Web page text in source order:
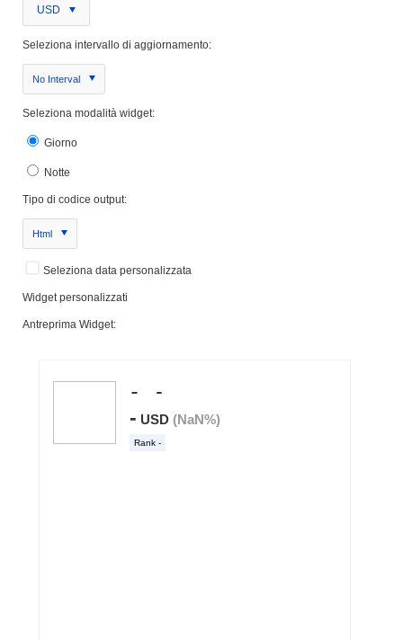
USD
Seleziona intervallo di aggiornamento:
No Interval
Seleziona modalità widget:
Giorno
Notte
Tipo di codice output:
Html
Seleziona data personalizzata
Widget personalizzati
Antreprima Widget: